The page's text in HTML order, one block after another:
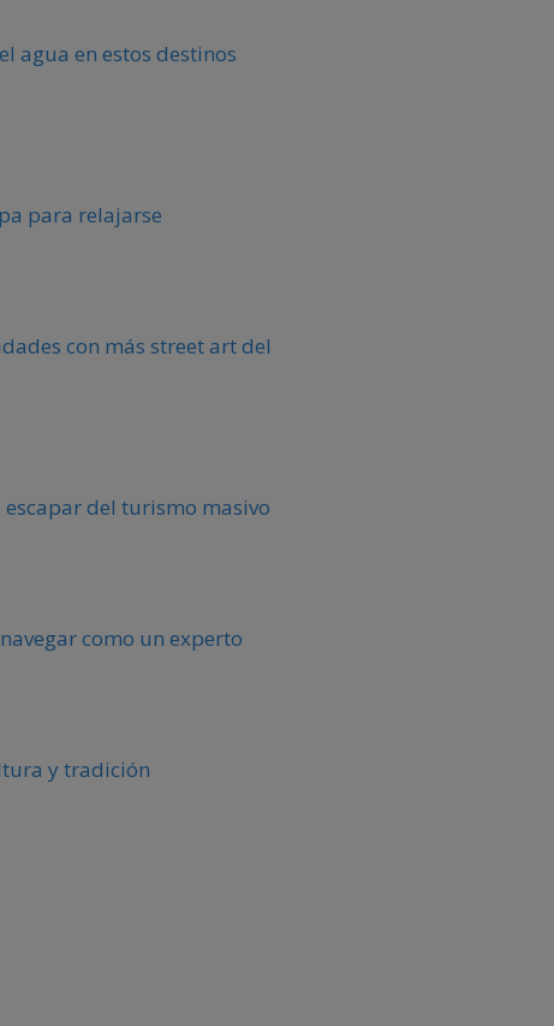
agua en estos destinos
para relajarse
con más street art del
del turismo masivo
como un experto
y tradición